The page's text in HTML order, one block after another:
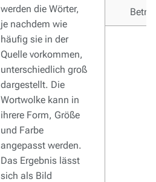
werden die Wörter,
je nachdem wie
häufig sie in der
Quelle vorkommen,
unterschiedlich groß
dargestellt. Die
Wortwolke kann in
ihrere Form, Größe
und Farbe
angepasst werden.
Das Ergebnis lässt
sich als Bild